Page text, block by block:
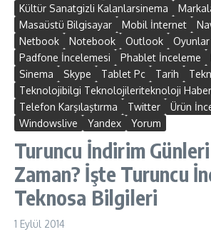
Kültür Sanatgizli Kalanlarsinema
Masaüstü Bilgisayar
Mobil İnternet
Netbook
Notebook Outlook Oyunlar
Padfone İncelemesi
Phablet İnceleme
Sinema
Skype Tablet Pc Tarih
Teknolojibilgi Teknolojileriteknoloji
Telefon Karşılaştırma
Twitter Ürün
Windowslive
Yandex Yorum
Turuncu İndirim
Zaman? İşte Turuncu
Teknosa Bilgileri
1 Eylül 2014